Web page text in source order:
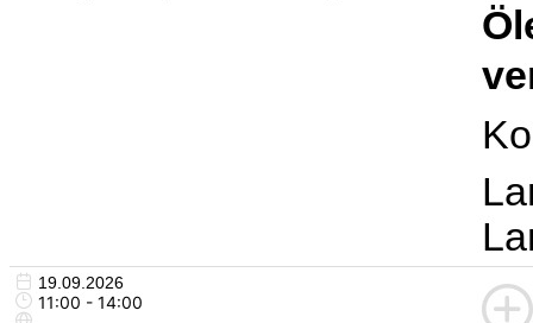
19.09.2026
11:00 - 14:00